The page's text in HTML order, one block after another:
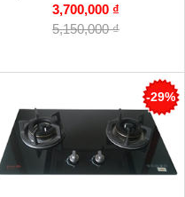
3,700,000 ₫
5,150,000 ₫
-29%